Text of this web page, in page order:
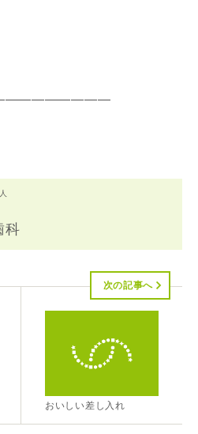
科
次の記事へ
おいしい差し入れ